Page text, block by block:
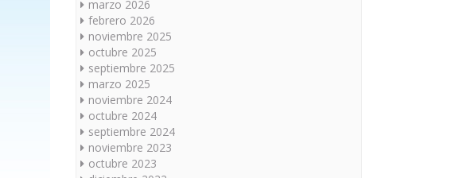
marzo 2026
febrero 2026
noviembre 2025
octubre 2025
septiembre 2025
marzo 2025
noviembre 2024
octubre 2024
septiembre 2024
noviembre 2023
octubre 2023